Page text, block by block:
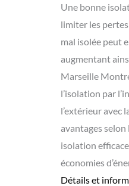
Une bonne
limiter les
mal isolée peut
augmentant
Marseille
l’isolation par
l’extérieur avec
avantages
isolation
économies
Détails et